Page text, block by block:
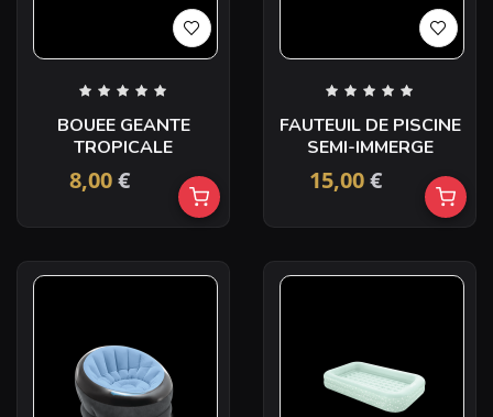
BOUEE GEANTE
TROPICALE
8,00€
FAUTEUIL DE PISCINE
SEMI-IMMERGE
15,00€